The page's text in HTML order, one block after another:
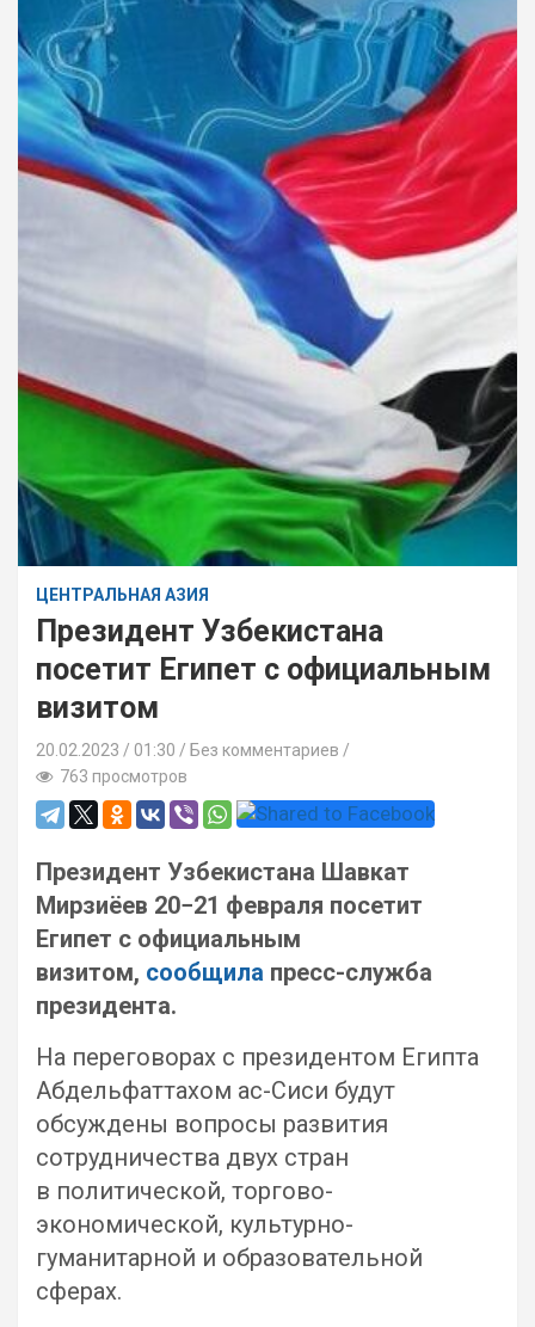
ЦЕНТРАЛЬНАЯ АЗИЯ
Президент Узбекистана
посетит Египет с официальным
визитом
20.02.2023 01:30 / Без комментариев
763 просмотров
Президент Узбекистана Шавкат
Мирзиёев 20−21 февраля посетит
Египет с официальным
визитом, сообщила пресс-служба
президента.
На переговорах с президентом Египта
Абдельфаттахом ас-Сиси будут
обсуждены вопросы развития
сотрудничества двух стран
в политической, торгово-
экономической, культурно-
гуманитарной и образовательной
сферах.